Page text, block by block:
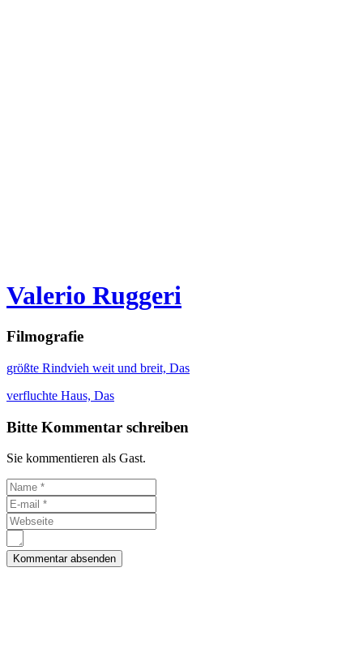
Valerio Ruggeri
Filmografie
größte Rindvieh weit und breit, Das
verfluchte Haus, Das
Bitte Kommentar schreiben
Sie kommentieren als Gast.